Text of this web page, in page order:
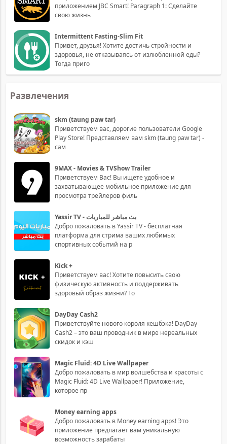
приложением JBC Smart! Paragraph 1: Сделайте
свою жизнь
Intermittent Fasting-Slim Fit
Привет, друзья! Хотите достичь стройности и
здоровья, не отказываясь от излюбленной еды?
Тогда приго
Развлечения
skm (taung paw tar)
Приветствуем вас, дорогие пользователи Google
Play Store! Представляем вам skm (taung paw tar) -
сам
9MAX - Movies & TVShow Trailer
Приветствуем Вас! Вы ищете удобное и
захватывающее мобильное приложение для
просмотра трейлеров филь
Yassir TV - بث مباشر للمباريات
Добро пожаловать в Yassir TV - бесплатная
платформа для стрима ваших любимых
спортивных событий на р
Kick +
Приветствуем вас! Хотите повысить свою
физическую активность и поддерживать
здоровый образ жизни? То
DayDay Cash2
Приветствуйте нового короля кешбэка! DayDay
Cash2 – это ваш проводник в мире нереальных
скидок и кэш
Magic Fluid: 4D Live Wallpaper
Добро пожаловать в мир волшебства и красоты с
Magic Fluid: 4D Live Wallpaper! Приложение,
которое пр
Money earning apps
Добро пожаловать в Money earning apps! Это
приложение предлагает вам уникальную
возможность зарабаты